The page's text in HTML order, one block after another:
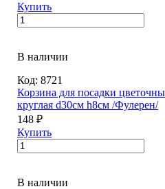
Купить
В наличии
Код: 8721
Корзина для посадки
круглая d30см h8см /Фулерен/
148 ₽
Купить
В наличии